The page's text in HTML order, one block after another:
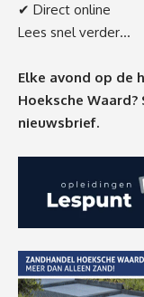
✔ Direct online
Lees snel verder…
Elke avond op de
Hoeksche Waard?
nieuwsbrief.